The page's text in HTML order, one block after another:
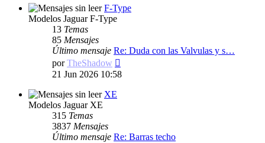
F-Type
Modelos Jaguar F-Type
13 Temas
85 Mensajes
Último mensaje Re: Duda con las Valvulas y s…
porTheShadow
último
21 Jun 2026 10:58
XE
Modelos Jaguar XE
315 Temas
3837 Mensajes
Último mensaje Re: Barras techo